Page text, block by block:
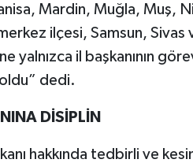
Mardin, Muğla, Muş,
ilçesi, Samsun,
yalnızca il başkanının
dedi.
DİSİPLİN
hakkında tedbirli ve